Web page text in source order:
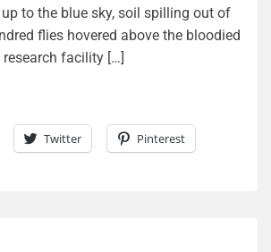
to the blue sky, soil spilling out of
flies hovered above the bloodied
research facility […]
Twitter Pinterest